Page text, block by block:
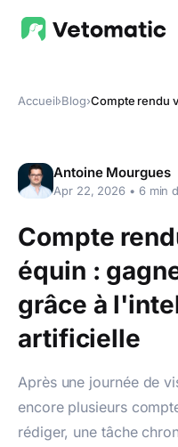
Accueil›Blog›
Antoine Mourgues
Apr 22, 2026 • 6min
Compte
équin :
grâce à
artificielle
Après une journée de
encore plusieurs
rédiger, une tâche